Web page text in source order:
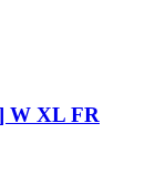
W XL FR